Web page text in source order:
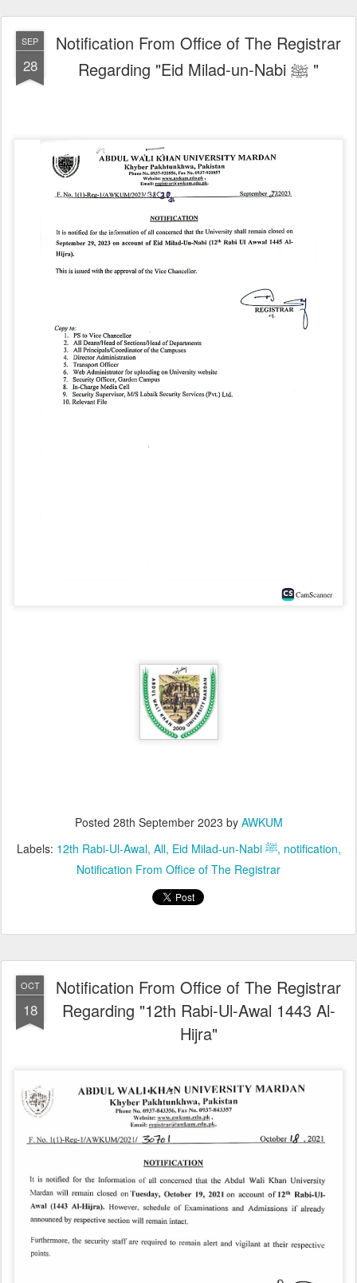
SEP
28
Notification From Office of The Registrar
Regarding "Eid Milad-un-Nabi ﷺ ‎"
Posted 28th September 2023 by AWKUM
Labels: 12th Rabi-Ul-Awal All Eid Milad-un-Nabi ﷺ notification
Notification From Office of The Registrar
OCT
18
Notification From Office of The Registrar
Regarding "12th Rabi-Ul-Awal 1443 Al-
Hijra"